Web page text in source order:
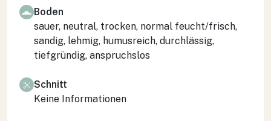
Boden
sauer, neutral, trocken, normal feucht/frisch,
sandig, lehmig, humusreich, durchlässig,
tiefgründig, anspruchslos
Schnitt
Keine Informationen